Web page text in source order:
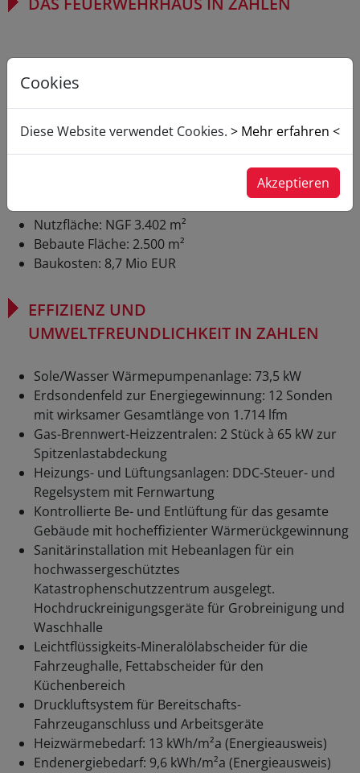
Cookies
Diese Website verwendet Cookies. > Mehr erfahren <
Akzeptieren
Planung: 01/2015 - 08/2018
Ausführung: 05/2016 - 09/2018
Eröffnung: 16. September 2018
Geschosse: KG, EG, OG, zusätzliches Teilgeschoss
Nutzfläche: NGF 3.402 m²
Bebaute Fläche: 2.500 m²
Baukosten: 8,7 Mio EUR
EFFIZIENZ UND
UMWELTFREUNDLICHKEIT IN ZAHLEN
Sole/Wasser Wärmepumpenanlage: 73,5 kW
Erdsondenfeld zur Energiegewinnung: 12 Sonden
mit wirksamer Gesamtlänge von 1.714 lfm
Gas-Brennwert-Heizzentralen: 2 Stück à 65 kW zur
Spitzenlastabdeckung
Heizungs- und Lüftungsanlagen: DDC-Steuer- und
Regelsystem mit Fernwartung
Kontrollierte Be- und Entlüftung für das gesamte
Gebäude mit hocheffizienter Wärmerückgewinnung
Sanitärinstallation mit Hebeanlagen für ein
hochwassergeschütztes
Katastrophenschutzzentrum ausgelegt.
Hochdruckreinigungsgeräte für Grobreinigung und
Waschhalle
Leichtflüssigkeits-Mineralölabscheider für die
Fahrzeughalle, Fettabscheider für den
Küchenbereich
Druckluftsystem für Bereitschafts-
Fahrzeuganschluss und Arbeitsgeräte
Heizwärmebedarf: 13 kWh/m²a (Energieausweis)
Endenergiebedarf: 9,6 kWh/m²a (Energieausweis)